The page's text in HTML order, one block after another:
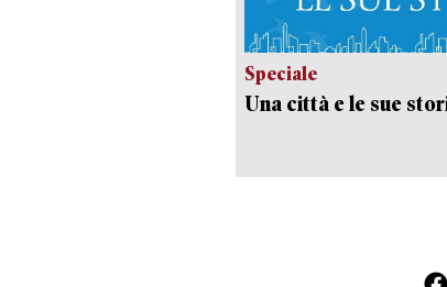
Speciale
Una città e le sue